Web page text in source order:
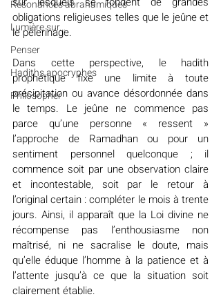
Résonances abrahamiques
Lumière sur...
Penser
Hadiths apocryphes
Philosopher
obligations religieuses telles que le jeûne et
le pèlerinage.
Dans cette perspective, le hadith
prophétique fixe une limite à toute
précipitation ou avance désordonnée dans
le temps. Le jeûne ne commence pas
parce qu’une personne « ressent »
l’approche de Ramadhan ou pour un
sentiment personnel quelconque ; il
commence soit par une observation claire
et incontestable, soit par le retour à
l’original certain : compléter le mois à trente
jours. Ainsi, il apparaît que la Loi divine ne
récompense pas l’enthousiasme non
maîtrisé, ni ne sacralise le doute, mais
qu’elle éduque l’homme à la patience et à
l’attente jusqu’à ce que la situation soit
clairement établie.